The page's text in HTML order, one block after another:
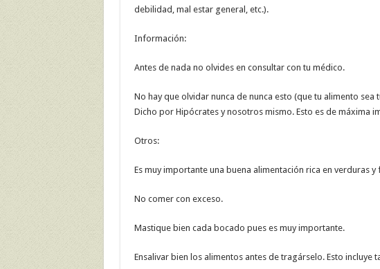
debilidad, mal estar general, etc.).
Información:
Antes de nada no olvides en consultar con tu médico.
No hay que olvidar nunca de nunca esto (que tu alimento sea
Dicho por Hipócrates y nosotros mismo. Esto es de máxima
Otros:
Es muy importante una buena alimentación rica en verduras y
No comer con exceso.
Mastique bien cada bocado pues es muy importante.
Ensalivar bien los alimentos antes de tragárselo. Esto incluye